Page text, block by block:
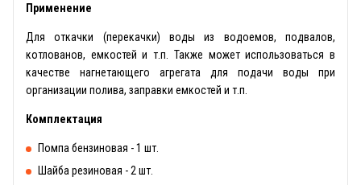
Применение
Для откачки (перекачки) воды из водоемов, подвалов,
котлованов, емкостей и т.п. Также может использоваться в
качестве нагнетающего агрегата для подачи воды при
организации полива, заправки емкостей и т.п.
Комплектация
Помпа бензиновая - 1 шт.
Шайба резиновая - 2 шт.